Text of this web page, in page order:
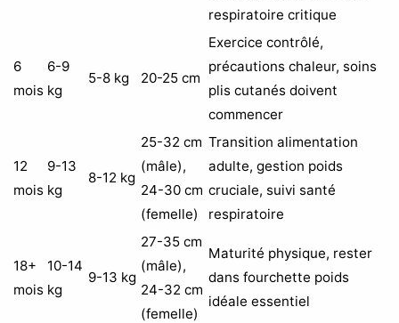
respiratoire critique
6
mois
6-9
kg
5-8 kg 20-25 cm
Exercice contrôlé,
précautions chaleur, soins
plis cutanés doivent
commencer
12
mois
9-13
kg
8-12 kg
25-32 cm
(mâle),
24-30 cm
(femelle)
Transition alimentation
adulte, gestion poids
cruciale, suivi santé
respiratoire
18+
mois
10-14
kg
9-13 kg
27-35 cm
(mâle),
24-32 cm
(femelle)
Maturité physique, rester
dans fourchette poids
idéale essentiel